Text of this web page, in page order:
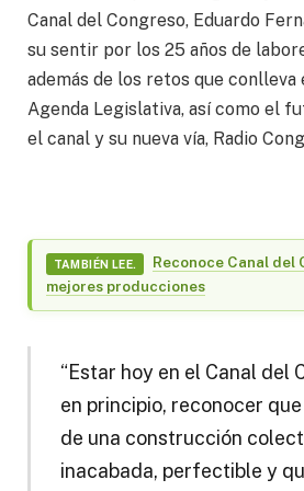
Canal del Congreso, Eduardo
su sentir por los 25 años de
además de los retos que conlleva
Agenda Legislativa, así como el
el canal y su nueva vía, Radio
TAMBIÉN LEE.
Reconoce Canal del
mejores producciones
“Estar hoy en el Canal del
en principio, reconocer
de una construcción
inacabada, perfectible y